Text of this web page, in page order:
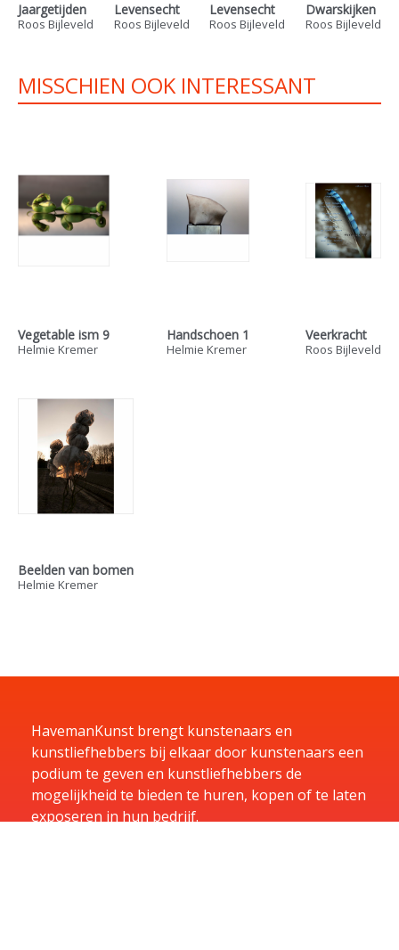
Jaargetijden
Roos Bijleveld
Levensecht
Roos Bijleveld
Levensecht
Roos Bijleveld
Dwarskijken
Roos Bijleveld
MISSCHIEN OOK INTERESSANT
Vegetable ism 9
Helmie Kremer
Handschoen 1
Helmie Kremer
Veerkracht
Roos Bijleveld
Beelden van bomen
Helmie Kremer
HavemanKunst brengt kunstenaars en
kunstliefhebbers bij elkaar door kunstenaars een
podium te geven en kunstliefhebbers de
mogelijkheid te bieden te huren, kopen of te laten
exposeren in hun bedrijf.